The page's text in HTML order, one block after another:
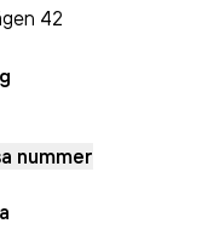
42
nummer